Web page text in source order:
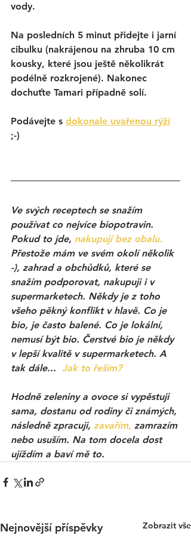
vody.
Na posledních 5 minut přidejte i jarní
cibulku (nakrájenou na zhruba 10 cm
kousky, které jsou ještě několikrát
podélně rozkrojené). Nakonec
dochuťte Tamari případně solí.
Podávejte s dokonale uvařenou rýží
;-)
Ve svých receptech se snažím
používat co nejvíce biopotravin.
Pokud to jde, nakupuji bez obalu.
Přestože mám ve svém okolí několik
-), zahrad a obchůdků, které se
snažím podporovat, nakupuji i v
supermarketech. Někdy je z toho
všeho pěkný konflikt v hlavě. Co je
bio, je často balené. Co je lokální,
nemusí být bio. Čerstvé bio je někdy
v lepší kvalitě v supermarketech. A
tak dále... Jak to řeším?
Hodně zeleniny a ovoce si vypěstuji
sama, dostanu od rodiny či známých,
následně zpracuji, zavařím, zamrazím
nebo usuším. Na tom docela dost
ujíždím a baví mě to.
Nejnovější příspěvky Zobrazit vše